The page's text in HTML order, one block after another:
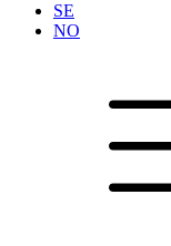
SE
NO